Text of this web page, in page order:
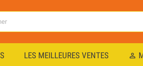
LES MEILLEURES VENTES perm_identity